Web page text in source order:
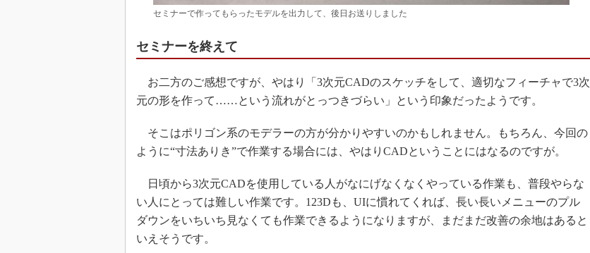
セミナーで作ってもらったモデルを出力して、後日お送りしました
セミナーを終えて
お二方のご感想ですが、やはり「3次元CADのスケッチをして、適切なフィーチャで3次
元の形を作って……という流れがとっつきづらい」という印象だったようです。
そこはポリゴン系のモデラーの方が分かりやすいのかもしれません。もちろん、今回の
ように“寸法ありき”で作業する場合には、やはりCADということにはなるのですが。
日頃から3次元CADを使用している人がなにげなくなくやっている作業も、普段やらな
い人にとっては難しい作業です。123Dも、UIに慣れてくれば、長い長いメニューのプル
ダウンをいちいち見なくても作業できるようになりますが、まだまだ改善の余地はあると
いえそうです。